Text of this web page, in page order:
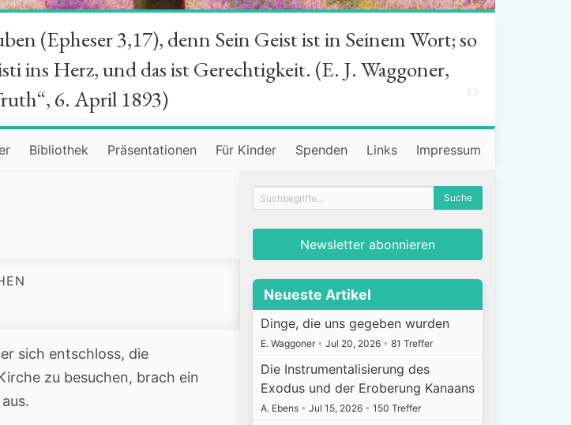
(Epheser 3,17), denn Sein Geist ist in Seinem Wort; so
ins Herz, und das ist Gerechtigkeit. (E. J. Waggoner,
6. April 1893)
Bibliothek Präsentationen Für Kinder Spenden Links Impressum
sich entschloss, die
zu besuchen, brach ein
Newsletter abonnieren
Neueste Artikel
Dinge, die uns gegeben wurden
E. Waggoner • Jul 20, 2026 • 81 Treffer
Die Instrumentalisierung des
Exodus und der Eroberung Kanaans
A. Ebens • Jul 15, 2026 • 150 Treffer